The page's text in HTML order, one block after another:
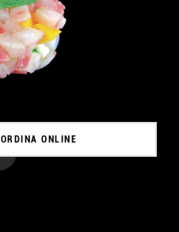
ORDINA ONLINE